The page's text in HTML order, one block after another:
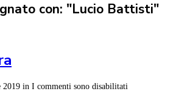
con: "Lucio Battisti"
2019 in I commenti sono disabilitati